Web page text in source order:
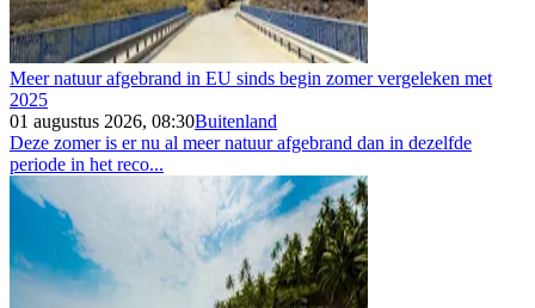
Meer natuur afgebrand in EU sinds begin zomer vergeleken met
2025
01 augustus 2026, 08:30Buitenland
Deze zomer is er nu al meer natuur afgebrand dan in dezelfde
periode in het reco...